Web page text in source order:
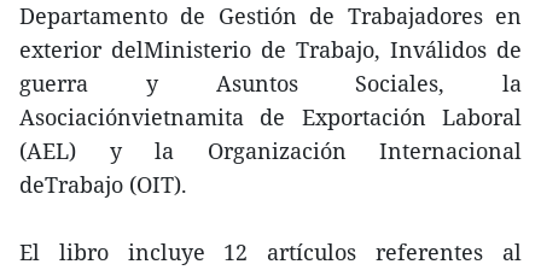
Departamento de Gestión de Trabajadores en
exterior delMinisterio de Trabajo, Inválidos de
guerra y Asuntos Sociales, la
Asociaciónvietnamita de Exportación Laboral
(AEL) y la Organización Internacional
deTrabajo (OIT).
El libro incluye 12 artículos referentes al